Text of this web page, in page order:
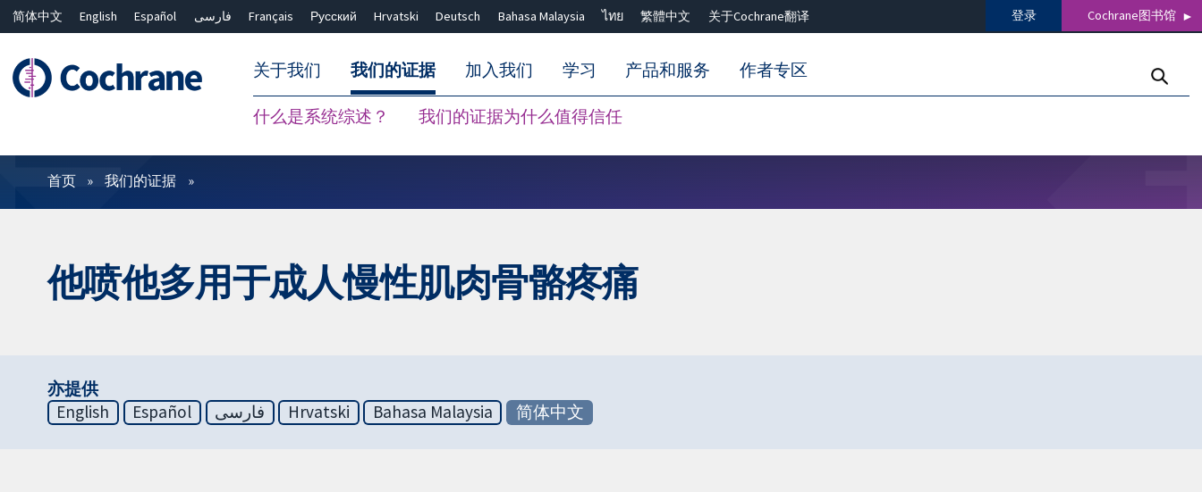
简体中文 English Español فارسی Français Русский Hrvatski Deutsch Bahasa Malaysia ไทย 繁體中文 关于Cochrane翻译 登录 Cochrane图书馆
关于我们 我们的证据
什么是系统综述？ 我们的证据为什么值得信任
加入我们 学习 产品和服务 作者专区
过滤
首页 我们的证据
他喷他多用于成人慢性肌肉骨骼疼痛
亦提供
English
Español فارسی Hrvatski Bahasa Malaysia 简体中文